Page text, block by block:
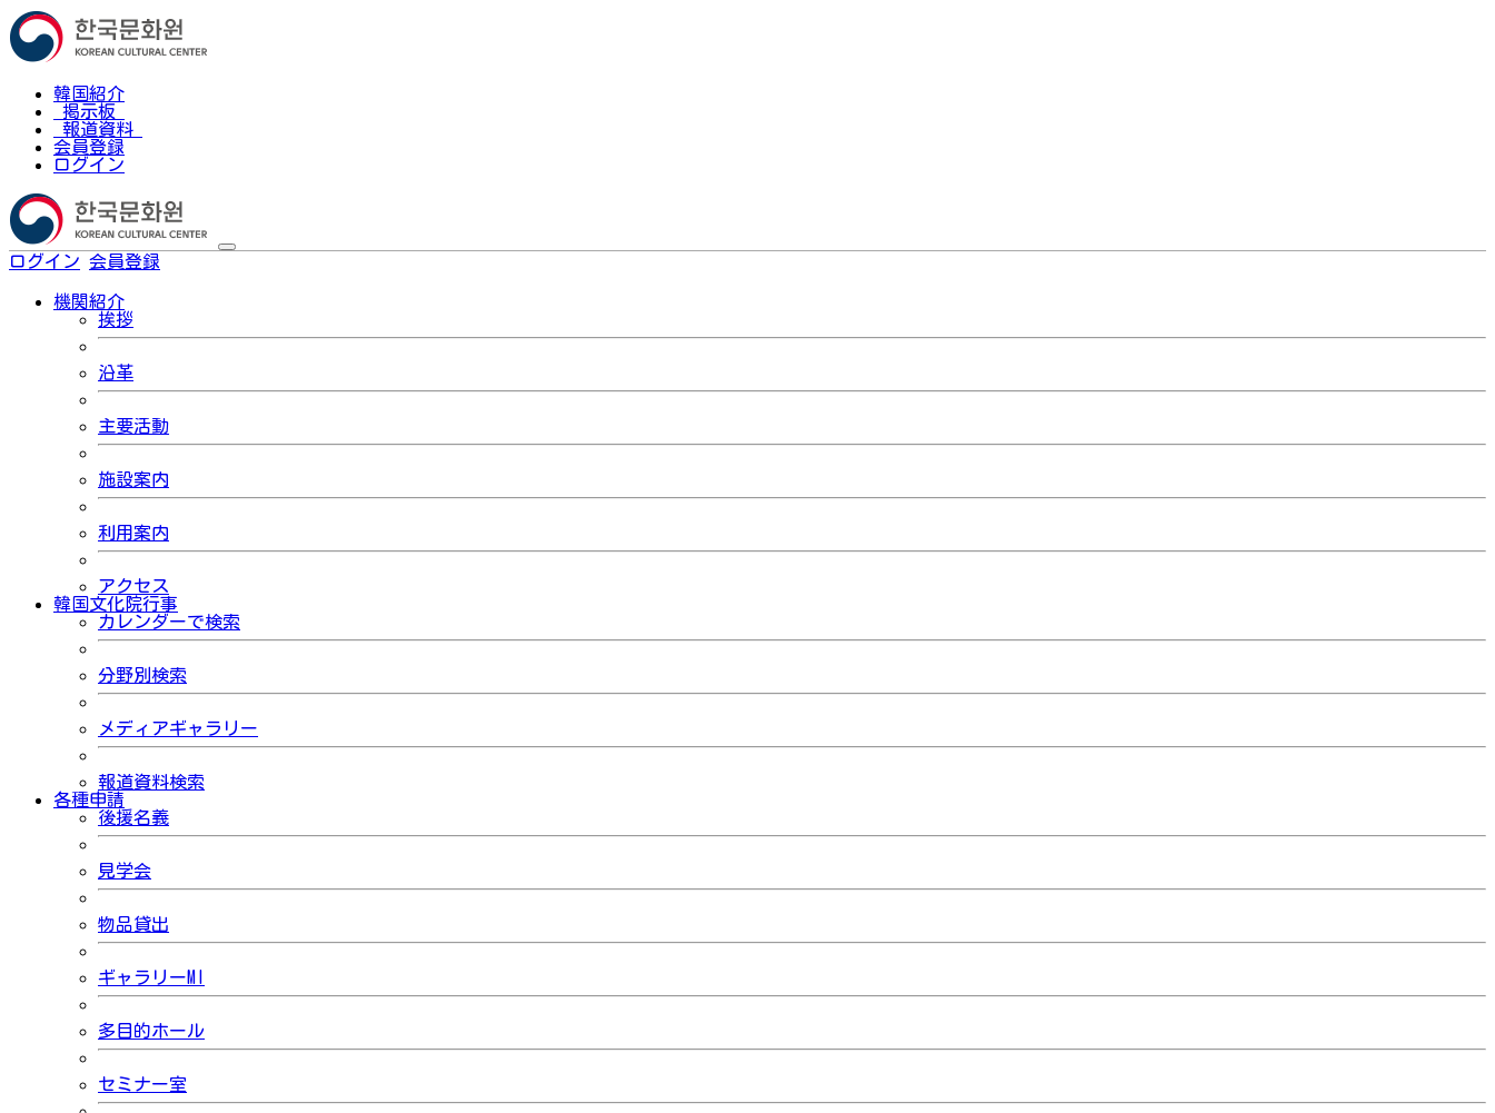
韓国紹介
掲示板
報道資料
会員登録
ログイン
ログイン 会員登録
機関紹介
挨拶
沿革
主要活動
施設案内
利用案内
アクセス
韓国文化院行事
カレンダーで検索
分野別検索
メディアギャラリー
報道資料検索
各種申請
後援名義
見学会
物品貸出
ギャラリーMI
多目的ホール
セミナー室